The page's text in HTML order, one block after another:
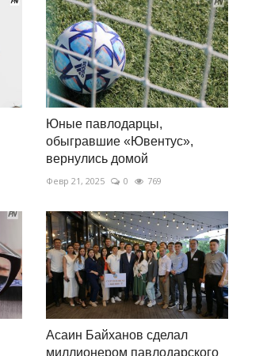
Юные павлодарцы,
обыгравшие «Ювентус»,
вернулись домой
Февр 21, 2025 0 769
Асаин Байханов сделал
миллионером павлодарского